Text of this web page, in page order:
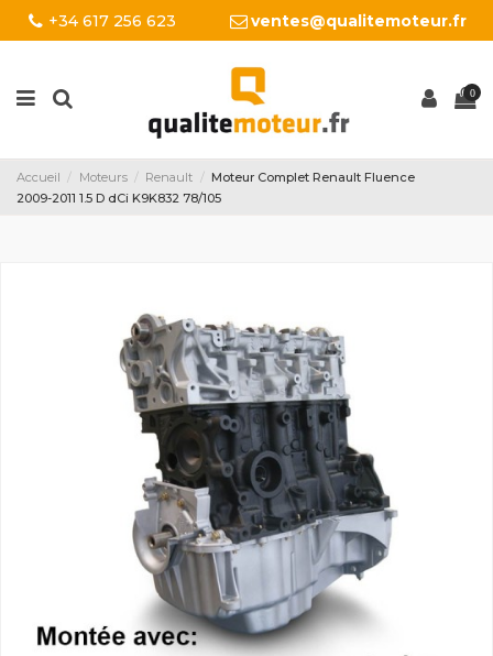
+34 617 256 623 ventes@qualitemoteur.fr
0
Accueil Moteurs Renault
Moteur Complet Renault Fluence
2009-2011 1.5 D dCi K9K832 78/105